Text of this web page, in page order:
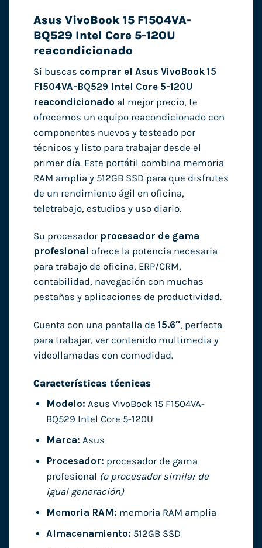
Asus VivoBook 15 F1504VA-
BQ529 Intel Core 5-120U
reacondicionado
Si buscas comprar el Asus VivoBook 15
F1504VA-BQ529 Intel Core 5-120U
reacondicionado al mejor precio, te
ofrecemos un equipo reacondicionado con
componentes nuevos y testeado por
técnicos y listo para trabajar desde el
primer día. Este portátil combina memoria
RAM amplia y 512GB SSD para que disfrutes
de un rendimiento ágil en oficina,
teletrabajo, estudios y uso diario.
Su procesador procesador de gama
profesional ofrece la potencia necesaria
para trabajo de oficina, ERP/CRM,
contabilidad, navegación con muchas
pestañas y aplicaciones de productividad.
Cuenta con una pantalla de 15.6″, perfecta
para trabajar, ver contenido multimedia y
videollamadas con comodidad.
Características técnicas
Modelo: Asus VivoBook 15 F1504VA-
BQ529 Intel Core 5-120U
Marca: Asus
Procesador: procesador de gama
profesional (o procesador similar de
igual generación)
Memoria RAM: memoria RAM amplia
Almacenamiento: 512GB SSD